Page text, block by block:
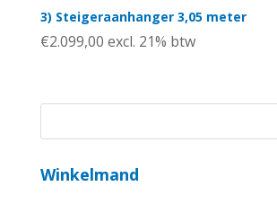
3) Steigeraanhanger 3,05 meter
€2.099,00 excl. 21% btw
Winkelmand